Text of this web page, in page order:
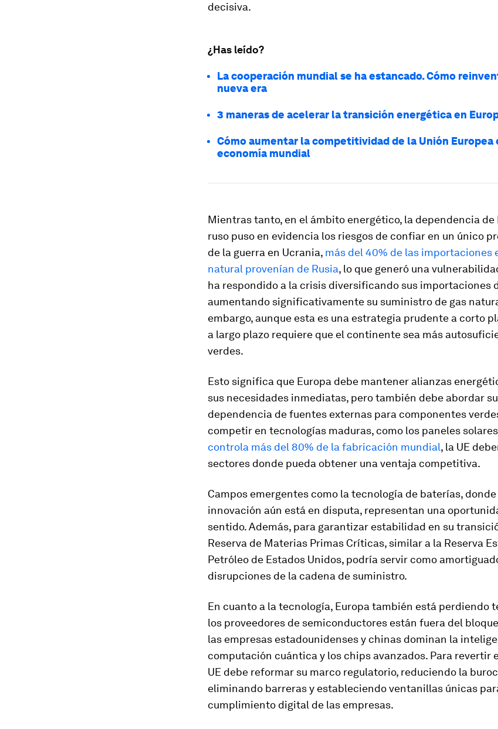
decisiva.
¿Has leído?
La cooperación mundial se ha estancado. Cómo
nueva era
3 maneras de acelerar la transición energética en
Cómo aumentar la competitividad de la Unión Europea
economía mundial
Mientras tanto, en el ámbito energético, la dependencia de
ruso puso en evidencia los riesgos de confiar en un único
de la guerra en Ucrania, más del 40% de las importaciones
natural provenían de Rusia, lo que generó una
ha respondido a la crisis diversificando sus importaciones
aumentando significativamente su suministro de gas
embargo, aunque esta es una estrategia prudente a corto
a largo plazo requiere que el continente sea más
verdes.
Esto significa que Europa debe mantener alianzas
sus necesidades inmediatas, pero también debe abordar
dependencia de fuentes externas para componentes
competir en tecnologías maduras, como los paneles
controla más del 80% de la fabricación mundial, la UE
sectores donde pueda obtener una ventaja competitiva.
Campos emergentes como la tecnología de baterías,
innovación aún está en disputa, representan una
sentido. Además, para garantizar estabilidad en su
Reserva de Materias Primas Críticas, similar a la Reserva
Petróleo de Estados Unidos, podría servir como
disrupciones de la cadena de suministro.
En cuanto a la tecnología, Europa también está perdiendo
los proveedores de semiconductores están fuera del
las empresas estadounidenses y chinas dominan la
computación cuántica y los chips avanzados. Para revertir
UE debe reformar su marco regulatorio, reduciendo la
eliminando barreras y estableciendo ventanillas únicas
cumplimiento digital de las empresas.